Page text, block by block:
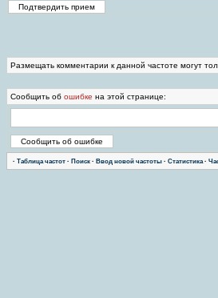
Размещать комментарии к данной частоте могут
Сообщить об ошибке на этой странице:
· Таблица частот · Поиск · Ввод новой частоты · Статистика·